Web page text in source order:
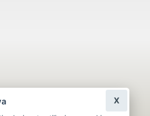
X